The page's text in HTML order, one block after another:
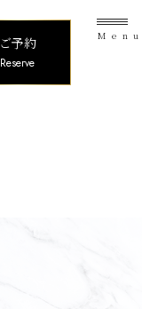
ご予約
Reserve